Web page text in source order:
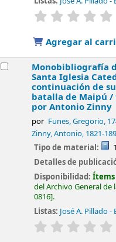
valoración
Agregar al
Monobibliografía
Santa Iglesia
continuación de
batalla de Maipú /
por Antonio Zinny
por Funes, Gregorio,
Zinny, Antonio, 1821-
Tipo de material:
Detalles de
Disponibilidad:Ítems
del Archivo General de
0816 .
Listas: José A. Pillado
valoración